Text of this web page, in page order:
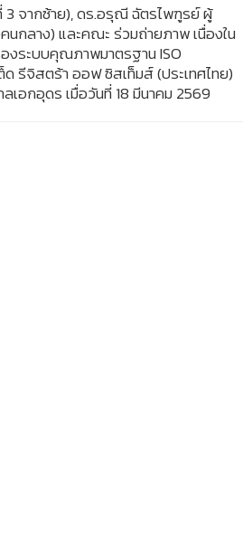
จากซ้าย), ดร.อรุณี ฉัตรไพฑูรย์ ผู้
กลาง) และคณะ ร่วมถ่ายภาพ เนื่องใน
งระบบคุณภาพมาตรฐาน ISO
รีจิสตร้า ออฟ ซิสเท็มส์ (ประเทศไทย)
เอกอุดร เมื่อวันที่ 18 มีนาคม 2569